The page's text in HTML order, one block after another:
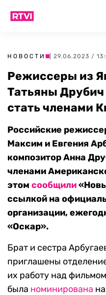
НОВОСТИ | 29.06.2023 /
Режиссеры из
Татьяны
стать членами
Российские
Максим и Евгения
композитор Анна
членами
этом сообщили
ссылкой на
организации,
«Оскар».
Брат и сестра
приглашены
их работу над
была номинирована